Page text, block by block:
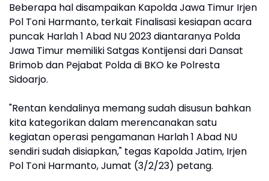
Beberapa hal disampaikan Kapolda Jawa Timur Irjen
Pol Toni Harmanto, terkait Finalisasi kesiapan acara
puncak Harlah 1 Abad NU 2023 diantaranya Polda
Jawa Timur memiliki Satgas Kontijensi dari Dansat
Brimob dan Pejabat Polda di BKO ke Polresta
Sidoarjo.
"Rentan kendalinya memang sudah disusun bahkan
kita kategorikan dalam merencanakan satu
kegiatan operasi pengamanan Harlah 1 Abad NU
sendiri sudah disiapkan," tegas Kapolda Jatim, Irjen
Pol Toni Harmanto, Jumat (3/2/23) petang.